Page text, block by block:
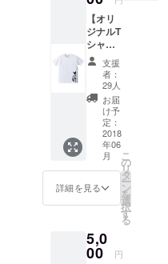
ンに含
まれま
す）
10:00
撤収開
始
13:00
昼食
19:00
夕食
20:00
解散
（昼
食、夕
食はリ
ターン
に含ま
れま
【オリ
ジナルT
シャ
ツ】
GreatL
uckFES
’18限定
のオリ
ジナルT
シャツ
M・L・
XLから
お選び
いただ
けま
す。
支援
者：
29人
お届
け予
定：
2018
年06
月
詳細を見る
こ
の
リ
タ
ー
ン
を
選
択
す
る
5,0
00 円